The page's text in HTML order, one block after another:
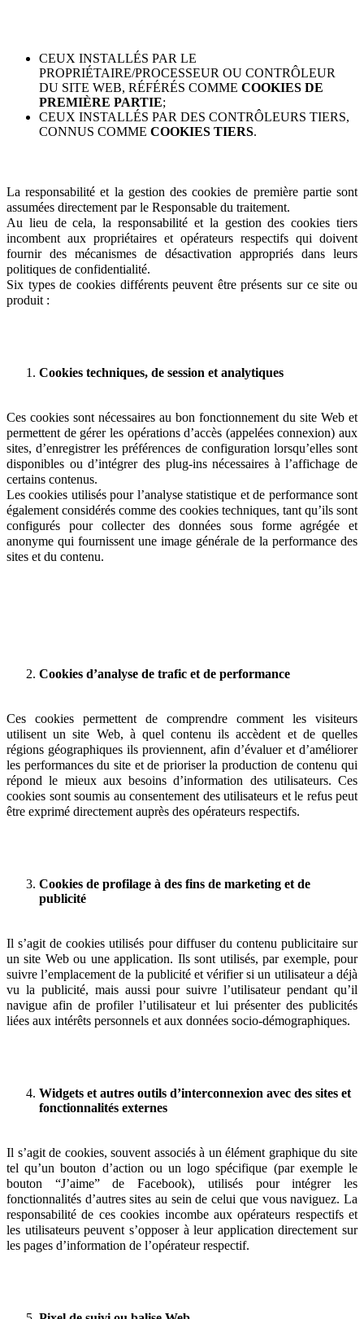
CEUX INSTALLÉS PAR LE
PROPRIÉTAIRE/PROCESSEUR OU CONTRÔLEUR
DU SITE WEB, RÉFÉRÉS COMME COOKIES DE
PREMIÈRE PARTIE;
CEUX INSTALLÉS PAR DES CONTRÔLEURS TIERS,
CONNUS COMME COOKIES TIERS.
La responsabilité et la gestion des cookies de première partie sont
assumées directement par le Responsable du traitement.
Au lieu de cela, la responsabilité et la gestion des cookies tiers
incombent aux propriétaires et opérateurs respectifs qui doivent
fournir des mécanismes de désactivation appropriés dans leurs
politiques de confidentialité.
Six types de cookies différents peuvent être présents sur ce site ou
produit :
Cookies techniques, de session et analytiques
Ces cookies sont nécessaires au bon fonctionnement du site Web et
permettent de gérer les opérations d’accès (appelées connexion) aux
sites, d’enregistrer les préférences de configuration lorsqu’elles sont
disponibles ou d’intégrer des plug-ins nécessaires à l’affichage de
certains contenus.
Les cookies utilisés pour l’analyse statistique et de performance sont
également considérés comme des cookies techniques, tant qu’ils sont
configurés pour collecter des données sous forme agrégée et
anonyme qui fournissent une image générale de la performance des
sites et du contenu.
Cookies d’analyse de trafic et de performance
Ces cookies permettent de comprendre comment les visiteurs
utilisent un site Web, à quel contenu ils accèdent et de quelles
régions géographiques ils proviennent, afin d’évaluer et d’améliorer
les performances du site et de prioriser la production de contenu qui
répond le mieux aux besoins d’information des utilisateurs. Ces
cookies sont soumis au consentement des utilisateurs et le refus peut
être exprimé directement auprès des opérateurs respectifs.
Cookies de profilage à des fins de marketing et de
publicité
Il s’agit de cookies utilisés pour diffuser du contenu publicitaire sur
un site Web ou une application. Ils sont utilisés, par exemple, pour
suivre l’emplacement de la publicité et vérifier si un utilisateur a déjà
vu la publicité, mais aussi pour suivre l’utilisateur pendant qu’il
navigue afin de profiler l’utilisateur et lui présenter des publicités
liées aux intérêts personnels et aux données socio-démographiques.
Widgets et autres outils d’interconnexion avec des sites et
fonctionnalités externes
Il s’agit de cookies, souvent associés à un élément graphique du site
tel qu’un bouton d’action ou un logo spécifique (par exemple le
bouton “J’aime” de Facebook), utilisés pour intégrer les
fonctionnalités d’autres sites au sein de celui que vous naviguez. La
responsabilité de ces cookies incombe aux opérateurs respectifs et
les utilisateurs peuvent s’opposer à leur application directement sur
les pages d’information de l’opérateur respectif.